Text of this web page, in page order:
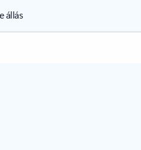
állás